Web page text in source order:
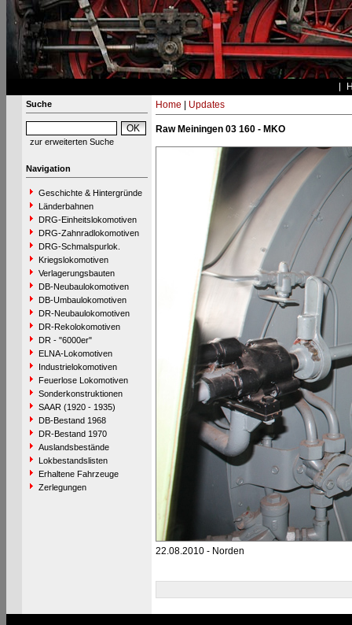
Suche
zur erweiterten Suche
Navigation
Geschichte & Hintergründe
Länderbahnen
DRG-Einheitslokomotiven
DRG-Zahnradlokomotiven
DRG-Schmalspurlok.
Kriegslokomotiven
Verlagerungsbauten
DB-Neubaulokomotiven
DB-Umbaulokomotiven
DR-Neubaulokomotiven
DR-Rekolokomotiven
DR - "6000er"
ELNA-Lokomotiven
Industrielokomotiven
Feuerlose Lokomotiven
Sonderkonstruktionen
SAAR (1920 - 1935)
DB-Bestand 1968
DR-Bestand 1970
Auslandsbestände
Lokbestandslisten
Erhaltene Fahrzeuge
Zerlegungen
Home Updates
Raw Meiningen 03 160 - MKO
22.08.2010 - Norden